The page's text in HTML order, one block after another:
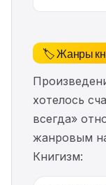
🏷️ Жанры
хотелось
всегда»
жанровым
Книгизм: